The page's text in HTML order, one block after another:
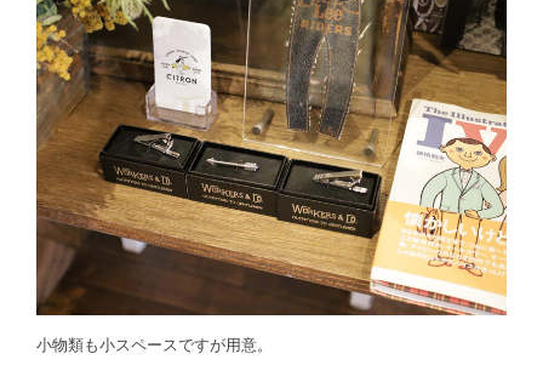
小物類も小スペースですが用意。